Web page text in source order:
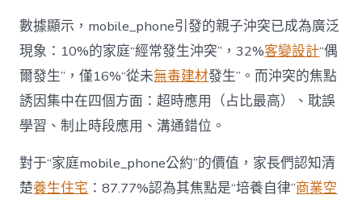
中
數據顯示，mobile_phone引發的親子沖突已成為廣泛
現象：10%的家庭“經常發生沖突”，32%客變設計“偶
爾發生”，僅16%“從未無毒建材發生”。而沖突的焦點
誘因集中在四個方面：超時應用（占比最高）、耽誤
學習、制止時段應用、溝通錯位。
對于“家庭mobile_phone公約”的價值，家長們認知清
楚養生住宅 ：87.77%認為其焦點是“培養自律”商業空